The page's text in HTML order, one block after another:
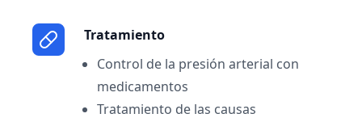
Tratamiento
Control de la presión arterial con
medicamentos
Tratamiento de las causas